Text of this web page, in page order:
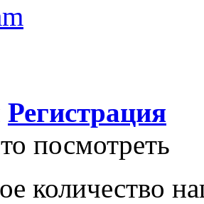
Регистрация
посмотреть
количество